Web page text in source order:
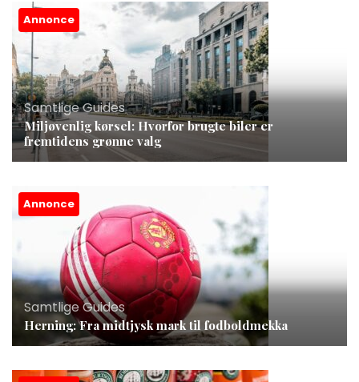
Annonce
Samtlige Guides
Miljøvenlig kørsel: Hvorfor brugte biler er
fremtidens grønne valg
Annonce
Samtlige Guides
Herning: Fra midtjysk mark til fodboldmekka